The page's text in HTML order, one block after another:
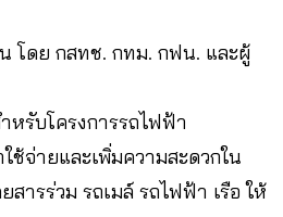
โดย กสทช. กทม. กฟน. และผู้
หรับโครงการรถไฟฟ้า
ช้จ่ายและเพิ่มความสะดวกใน
สารร่วม รถเมล์ รถไฟฟ้า เรือ ให้